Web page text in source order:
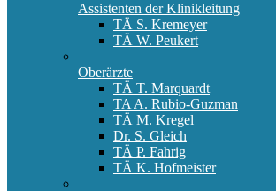
Assistenten der Klinikleitung
TÄ S. Kremeyer
TÄ W. Peukert
Oberärzte
TÄ T. Marquardt
TA A. Rubio-Guzman
TÄ M. Kregel
Dr. S. Gleich
TÄ P. Fahrig
TÄ K. Hofmeister